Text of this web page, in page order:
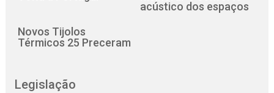
acústico dos espaços
Novos Tijolos
Térmicos 25 Preceram
Legislação